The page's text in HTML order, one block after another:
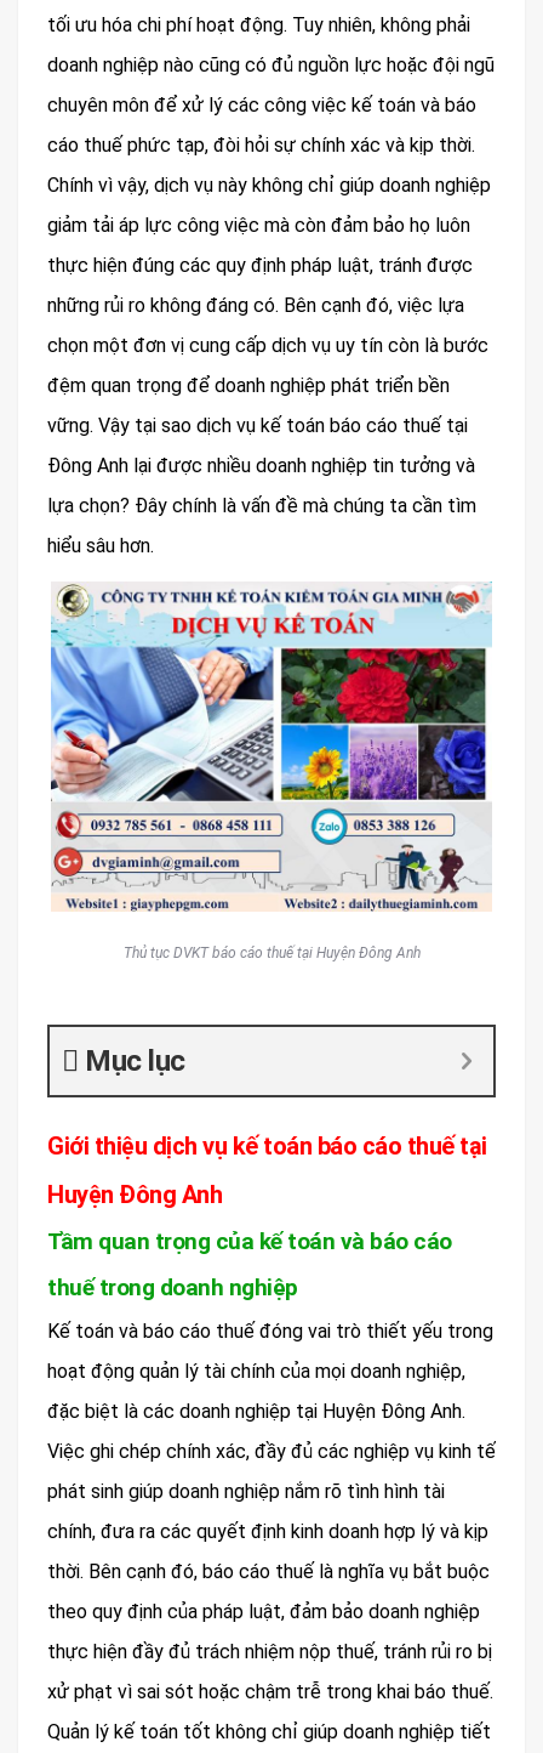
tối ưu hóa chi phí hoạt động. Tuy nhiên, không phải
doanh nghiệp nào cũng có đủ nguồn lực hoặc đội ngũ
chuyên môn để xử lý các công việc kế toán và báo
cáo thuế phức tạp, đòi hỏi sự chính xác và kịp thời.
Chính vì vậy, dịch vụ này không chỉ giúp doanh nghiệp
giảm tải áp lực công việc mà còn đảm bảo họ luôn
thực hiện đúng các quy định pháp luật, tránh được
những rủi ro không đáng có. Bên cạnh đó, việc lựa
chọn một đơn vị cung cấp dịch vụ uy tín còn là bước
đệm quan trọng để doanh nghiệp phát triển bền
vững. Vậy tại sao dịch vụ kế toán báo cáo thuế tại
Đông Anh lại được nhiều doanh nghiệp tin tưởng và
lựa chọn? Đây chính là vấn đề mà chúng ta cần tìm
hiểu sâu hơn.
Thủ tục DVKT báo cáo thuế tại Huyện Đông Anh
Mục lục
Giới thiệu dịch vụ kế toán báo cáo thuế tại
Huyện Đông Anh
Tầm quan trọng của kế toán và báo cáo
thuế trong doanh nghiệp
Kế toán và báo cáo thuế đóng vai trò thiết yếu trong
hoạt động quản lý tài chính của mọi doanh nghiệp,
đặc biệt là các doanh nghiệp tại Huyện Đông Anh.
Việc ghi chép chính xác, đầy đủ các nghiệp vụ kinh tế
phát sinh giúp doanh nghiệp nắm rõ tình hình tài
chính, đưa ra các quyết định kinh doanh hợp lý và kịp
thời. Bên cạnh đó, báo cáo thuế là nghĩa vụ bắt buộc
theo quy định của pháp luật, đảm bảo doanh nghiệp
thực hiện đầy đủ trách nhiệm nộp thuế, tránh rủi ro bị
xử phạt vì sai sót hoặc chậm trễ trong khai báo thuế.
Quản lý kế toán tốt không chỉ giúp doanh nghiệp tiết